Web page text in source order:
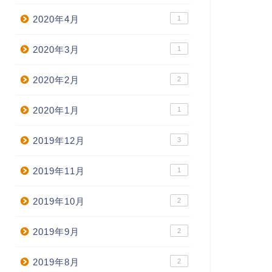
2020年4月 1
2020年3月 1
2020年2月 2
2020年1月 1
2019年12月 3
2019年11月 1
2019年10月 2
2019年9月 2
2019年8月 2